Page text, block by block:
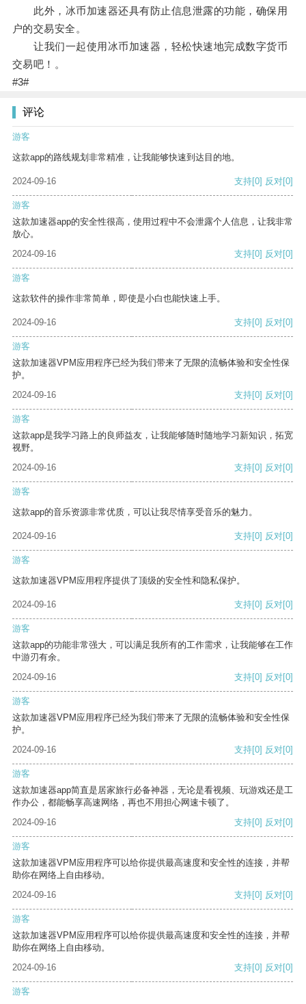
此外，冰币加速器还具有防止信息泄露的功能，确保用
户的交易安全。
让我们一起使用冰币加速器，轻松快速地完成数字货币
交易吧！。
#3#
评论
游客
这款app的路线规划非常精准，让我能够快速到达目的地。
2024-09-16 支持[0] 反对[0]
游客
这款加速器app的安全性很高，使用过程中不会泄露个人信息，让我非常
放心。
2024-09-16
支持[0] 反对[0]
游客
这款软件的操作非常简单，即使是小白也能快速上手。
2024-09-16 支持[0] 反对[0]
游客
这款加速器VPM应用程序已经为我们带来了无限的流畅体验和安全性保
护。
2024-09-16
支持[0] 反对[0]
游客
这款app是我学习路上的良师益友，让我能够随时随地学习新知识，拓宽
视野。
2024-09-16
支持[0] 反对[0]
游客
这款app的音乐资源非常优质，可以让我尽情享受音乐的魅力。
2024-09-16 支持[0] 反对[0]
游客
这款加速器VPM应用程序提供了顶级的安全性和隐私保护。
2024-09-16 支持[0] 反对[0]
游客
这款app的功能非常强大，可以满足我所有的工作需求，让我能够在工作
中游刃有余。
2024-09-16
支持[0] 反对[0]
游客
这款加速器VPM应用程序已经为我们带来了无限的流畅体验和安全性保
护。
2024-09-16
支持[0] 反对[0]
游客
这款加速器app简直是居家旅行必备神器，无论是看视频、玩游戏还是工
作办公，都能畅享高速网络，再也不用担心网速卡顿了。
2024-09-16
支持[0] 反对[0]
游客
这款加速器VPM应用程序可以给你提供最高速度和安全性的连接，并帮
助你在网络上自由移动。
2024-09-16
支持[0] 反对[0]
游客
这款加速器VPM应用程序可以给你提供最高速度和安全性的连接，并帮
助你在网络上自由移动。
2024-09-16
支持[0] 反对[0]
游客